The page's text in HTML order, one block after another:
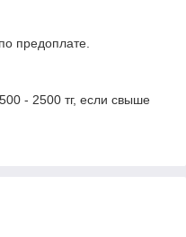
предоплате.
- 2500 тг, если свыше